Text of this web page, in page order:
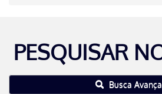
PESQUISAR
Busca